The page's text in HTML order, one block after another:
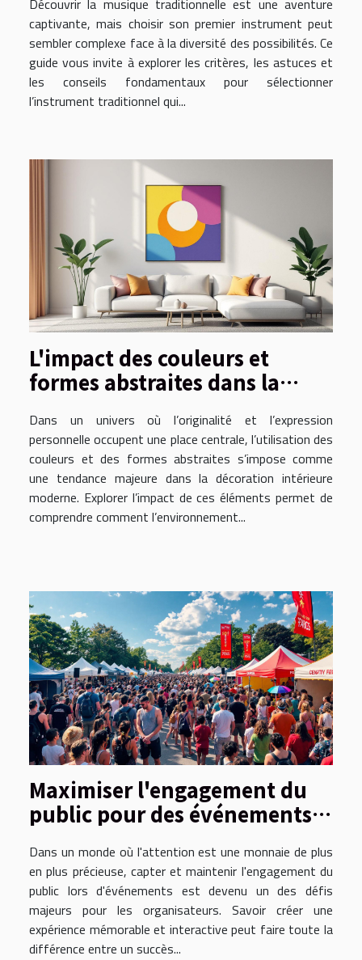
captivante, mais choisir son premier instrument peut
sembler complexe face à la diversité des possibilités. Ce
guide vous invite à explorer les critères, les astuces et
les conseils fondamentaux pour sélectionner
l’instrument traditionnel qui...
L'impact des couleurs et
formes abstraites dans la
moderne
Dans un univers où l’originalité et l’expression
personnelle occupent une place centrale, l’utilisation des
couleurs et des formes abstraites s’impose comme
une tendance majeure dans la décoration intérieure
moderne. Explorer l’impact de ces éléments permet de
comprendre comment l’environnement...
Maximiser l'engagement du
public pour des événements
Dans un monde où l'attention est une monnaie de plus
en plus précieuse, capter et maintenir l'engagement du
public lors d'événements est devenu un des défis
majeurs pour les organisateurs. Savoir créer une
expérience mémorable et interactive peut faire toute la
différence entre un succès...